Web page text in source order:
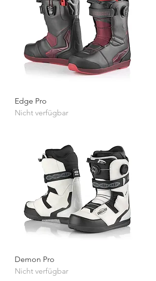
Edge Pro
Nicht verfügbar
Demon Pro
Nicht verfügbar